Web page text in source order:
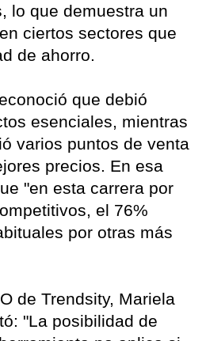
lo que demuestra un
ciertos sectores que
de ahorro.
que debió
esenciales, mientras
varios puntos de venta
precios. En esa
"en esta carrera por
el 76%
por otras más
de Trendsity, Mariela
"La posibilidad de